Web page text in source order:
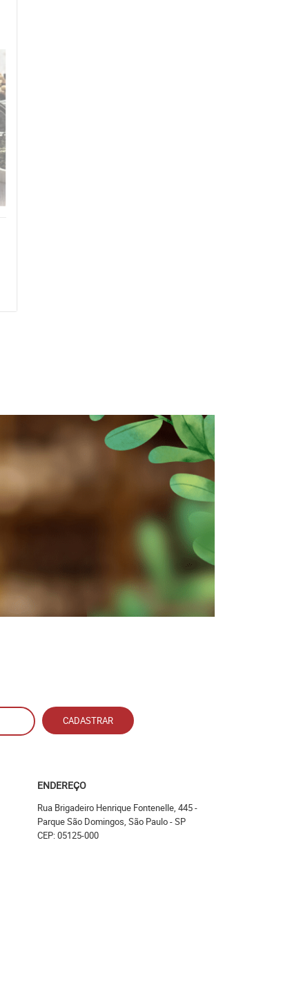
CADASTRAR
ENDEREÇO
Rua Brigadeiro Henrique Fontenelle, 445-
Parque São Domingos, São Paulo-SP
CEP: 05125-000